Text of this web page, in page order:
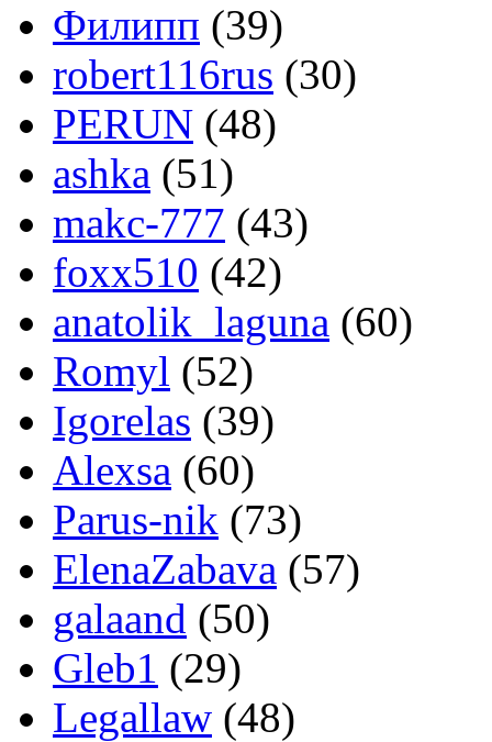
Филипп (39)
robert116rus (30)
PERUN (48)
ashka (51)
makc-777 (43)
foxx510 (42)
anatolik_laguna (60)
Romyl (52)
Igorelas (39)
Alexsa (60)
Parus-nik (73)
ElenaZabava (57)
galaand (50)
Gleb1 (29)
Legallaw (48)